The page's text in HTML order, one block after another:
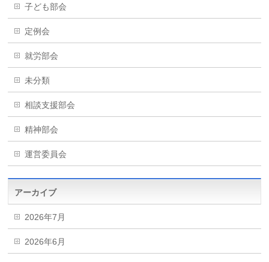
子ども部会
定例会
就労部会
未分類
相談支援部会
精神部会
運営委員会
アーカイブ
2026年7月
2026年6月